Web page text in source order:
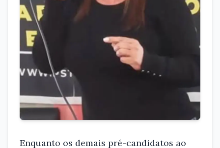
Enquanto os demais pré-candidatos ao